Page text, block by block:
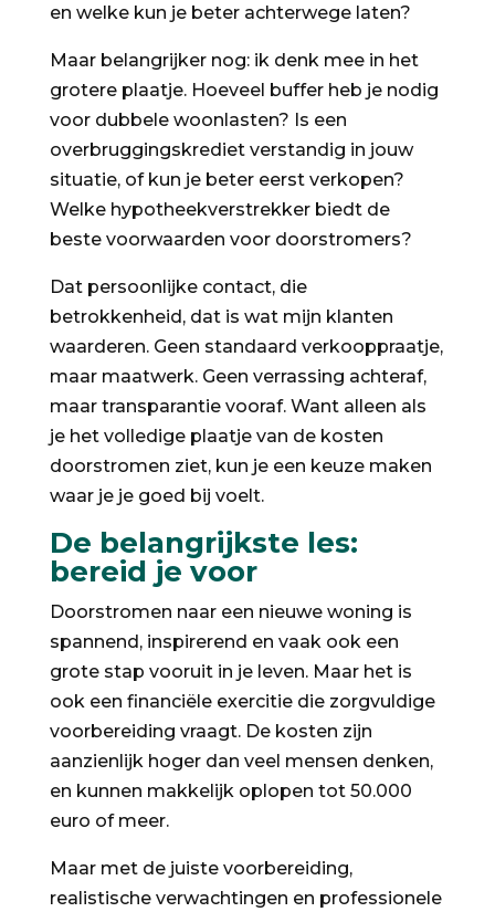
en welke kun je beter achterwege laten?
Maar belangrijker nog: ik denk mee in het
grotere plaatje. Hoeveel buffer heb je nodig
voor dubbele woonlasten? Is een
overbruggingskrediet verstandig in jouw
situatie, of kun je beter eerst verkopen?
Welke hypotheekverstrekker biedt de
beste voorwaarden voor doorstromers?
Dat persoonlijke contact, die
betrokkenheid, dat is wat mijn klanten
waarderen. Geen standaard verkooppraatje,
maar maatwerk. Geen verrassing achteraf,
maar transparantie vooraf. Want alleen als
je het volledige plaatje van de kosten
doorstromen ziet, kun je een keuze maken
waar je je goed bij voelt.
De belangrijkste les:
bereid je voor
Doorstromen naar een nieuwe woning is
spannend, inspirerend en vaak ook een
grote stap vooruit in je leven. Maar het is
ook een financiële exercitie die zorgvuldige
voorbereiding vraagt. De kosten zijn
aanzienlijk hoger dan veel mensen denken,
en kunnen makkelijk oplopen tot 50.000
euro of meer.
Maar met de juiste voorbereiding,
realistische verwachtingen en professionele